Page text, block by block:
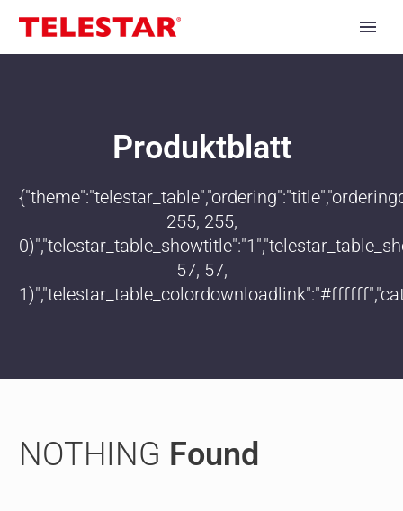
Produktblatt
255, 255,
57, 57,
NOTHING Found